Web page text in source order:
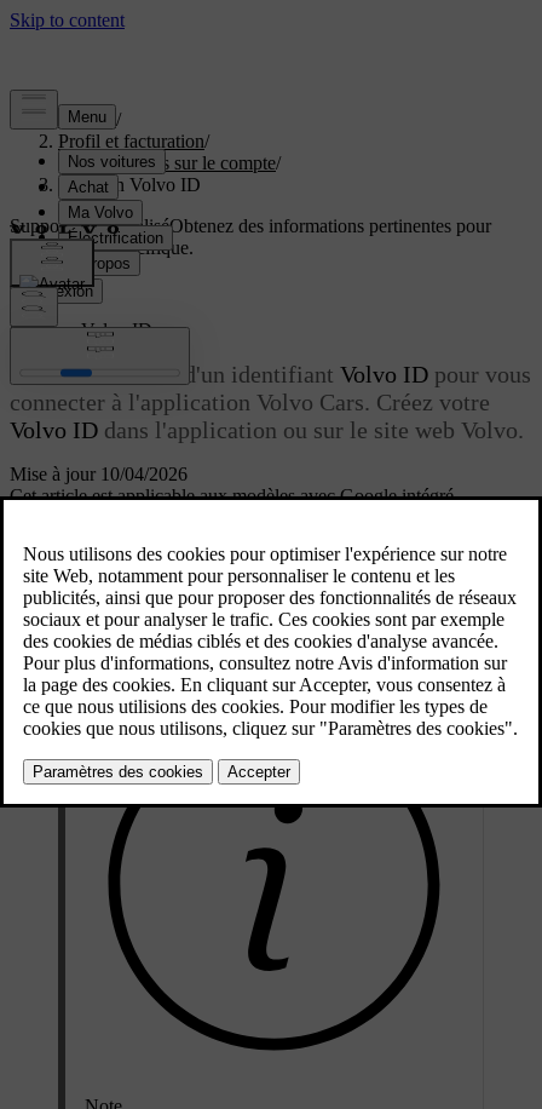
Soutien /
Profil et facturation/
Informations sur le compte/
Créer un Volvo ID
Support personnaliséObtenez des informations pertinentes pour
votre voiture spécifique.
Connexion
Mise à jour 10/04/2026
Créer unVolvo ID
Vous avez besoin d'un identifiant Volvo ID pour vous
connecter à l'application Volvo Cars. Créez votre
Volvo ID dans l'application ou sur le site web Volvo.
Cet article est applicable aux modèles avec Google intégré.
Le nom d'utilisateur doit être une adresse mail valable à laquelle
vous avez accès et sa taille ne doit pas dépasser 60 caractères. Votre
Volvo IDvous est également personnel. Il importe donc de ne le
communiquer à personne et de ne pas utiliser les coordonnées de
quelqu'un d'autre en tant que nom d'utilisateur.